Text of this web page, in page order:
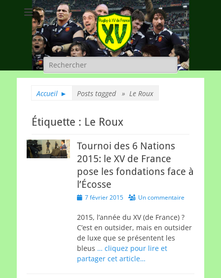
Rugby à XV de
France
A chacun son rugby
Rechercher :
Accueil ► Posts tagged » Le Roux
Étiquette : Le Roux
Tournoi des 6 Nations
2015: le XV de France
pose les fondations face à
l’Écosse
Posted7 février 2015 Un commentaire
2015, l’année du XV (de France) ?
C’est en outsider, mais en outsider
de luxe que se présentent les
bleus … cliquez pour lire et
partager cet article…